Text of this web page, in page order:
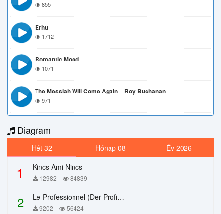
855
Erhu
1712
Romantic Mood
1071
The Messiah Will Come Again – Roy Buchanan
971
Diagram
Hét 32 Hónap 08 Év 2026
1 Kincs Ami Nincs
12982 84839
2 Le-Professionnel (Der Profi) – Chi Mai
9202 56424